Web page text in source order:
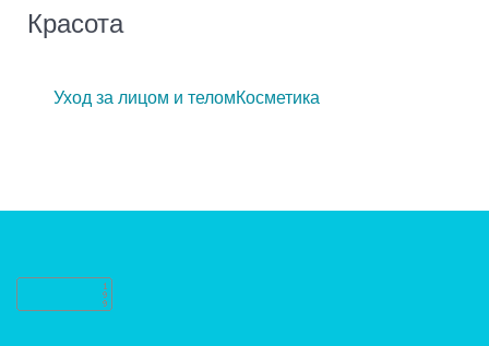
Красота
Уход за лицом и теломКосметика